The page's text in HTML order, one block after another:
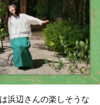
浜辺さんの楽しそうな